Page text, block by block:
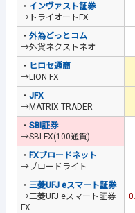
・ インヴァスト証券
→トライオートFX
・ 外為どっとコム
→外貨ネクストネオ
・ ヒロセ通商
→LION FX
・ JFX
→MATRIX TRADER
・ SBI証券
→SBI FX(100通貨)
・ FXブロードネット
→ブロードライト
・ 三菱UFJ eスマート証券
→三菱UFJ eスマート証券
FX